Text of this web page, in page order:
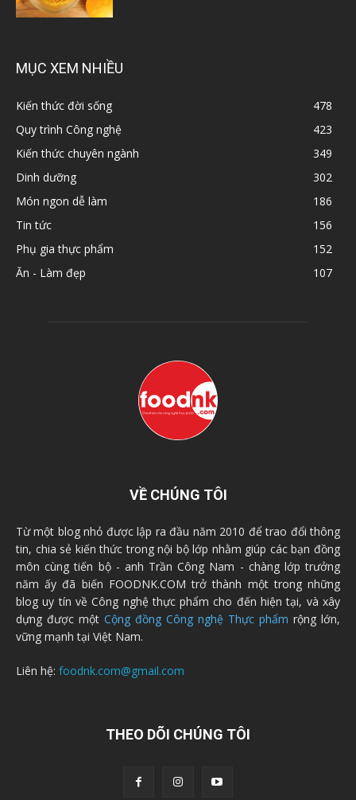
MỤC XEM NHIỀU
Kiến thức đời sống
478
Quy trình Công nghệ
423
Kiến thức chuyên ngành
349
Dinh dưỡng
302
Món ngon dễ làm
186
Tin tức
156
Phụ gia thực phẩm
152
Ăn - Làm đẹp
107
VỀ CHÚNG TÔI
Từ một blog nhỏ được lập ra đầu năm 2010 để trao đổi thông
tin, chia sẻ kiến thức trong nội bộ lớp nhằm giúp các bạn đồng
môn cùng tiến bộ - anh Trần Công Nam - chàng lớp trưởng
năm ấy đã biến FOODNK.COM trở thành một trong những
blog uy tín về Công nghệ thực phẩm cho đến hiện tại, và xây
dựng được một Cộng đồng Công nghệ Thực phẩm rộng lớn,
vững mạnh tại Việt Nam.
Liên hệ: foodnk.com@gmail.com
THEO DÕI CHÚNG TÔI